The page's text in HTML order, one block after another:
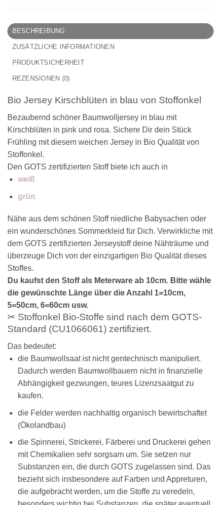
BESCHREIBUNG
ZUSÄTZLICHE INFORMATIONEN
PRODUKTSICHERHEIT
REZENSIONEN (0)
Bio Jersey Kirschblüten in blau von Stoffonkel
Bezaubernd schöner Baumwolljersey in blau mit
Kirschblüten in pink und rosa. Sichere Dir dein Stück
Frühling mit diesem weichen Jersey in Bio Qualität von
Stoffonkel.
Den GOTS zertifizierten Stoff biete ich auch in
weiß
grün
Nähe aus dem schönen Stoff niedliche Babysachen oder
ein wunderschönes Sommerkleid für Dich. Verwirkliche mit
dem GOTS zertifizierten Jerseystoff deine Nähträume und
überzeuge Dich von der einzigartigen Bio Qualität dieses
Stoffes.
Du kaufst den Stoff als Meterware ab 10cm. Bitte wähle
die gewünschte Länge über die Anzahl 1=10cm,
5=50cm, 6=60cm usw.
✂ Stoffonkel Bio-Stoffe sind nach dem GOTS-
Standard (CU1066061) zertifiziert.
Das bedeutet:
die Baumwollsaat ist nicht gentechnisch manipuliert.
Dadurch werden Baumwollbauern nicht in finanzielle
Abhängigkeit gezwungen, teures Lizenzsaatgut zu
kaufen.
die Felder werden nachhaltig organisch bewirtschaftet
(Ökolandbau)
die Spinnerei, Strickerei, Färberei und Druckerei gehen
mit Chemikalien sehr sorgsam um. Sie setzen nur
Substanzen ein, die durch GOTS zugelassen sind. Das
bezieht sich insbesondere auf Farben und Appreturen,
die aufgebracht werden, um die Stoffe zu veredeln,